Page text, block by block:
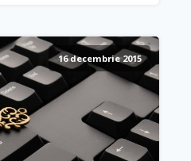
16 decembrie 2015